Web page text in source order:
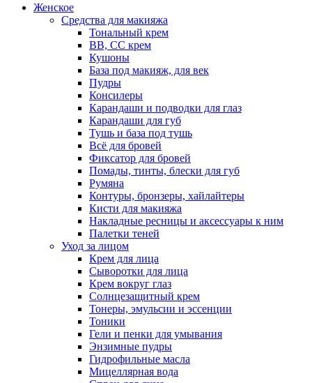
Женское
Средства для макияжа
Тональный крем
BB, CC крем
Кушоны
База под макияж, для век
Пудры
Консилеры
Карандаши и подводки для глаз
Карандаши для губ
Тушь и база под тушь
Всё для бровей
Фиксатор для бровей
Помады, тинты, блески для губ
Румяна
Контуры, бронзеры, хайлайтеры
Кисти для макияжа
Накладные ресницы и аксессуары к ним
Палетки теней
Уход за лицом
Крем для лица
Сыворотки для лица
Крем вокруг глаз
Солнцезащитный крем
Тонеры, эмульсии и эссенции
Тоники
Гели и пенки для умывания
Энзимные пудры
Гидрофильные масла
Мицеллярная вода